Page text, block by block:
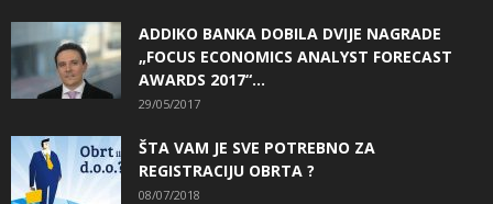
ADDIKO BANKA DOBILA DVIJE NAGRADE
„FOCUS ECONOMICS ANALYST FORECAST
AWARDS 2017“...
29/05/2017
ŠTA VAM JE SVE POTREBNO ZA
REGISTRACIJU OBRTA ?
08/07/2018